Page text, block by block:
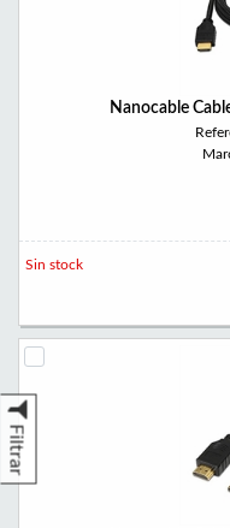
Filtrar
Nanocable
Sin stock